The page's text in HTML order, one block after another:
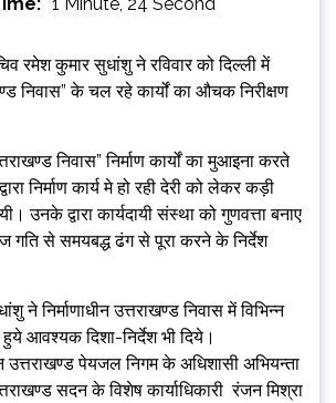
रमेश कुमार सुधांशु ने रविवार को दिल्ली में
निवास” के चल रहे कार्यों का औचक निरीक्षण
निवास” निर्माण कार्यों का मुआइना करते
निर्माण कार्य मे हो रही देरी को लेकर कड़ी
उनके द्वारा कार्यदायी संस्था को गुणवत्ता बनाए
गति से समयबद्ध ढंग से पूरा करने के निर्देश
ने निर्माणाधीन उत्तराखण्ड निवास में विभिन्न
आवश्यक दिशा-निर्देश भी दिये।
उत्तराखण्ड पेयजल निगम के अधिशासी अभियन्ता
सदन के विशेष कार्याधिकारी रंजन मिश्रा